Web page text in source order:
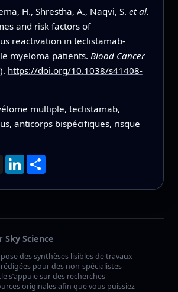
H., Shrestha, A., Naqvi, S. et al.
and risk factors of
reactivation in teclistamab-
myeloma patients. Blood Cancer
https://doi.org/10.1038/s41408-
multiple, teclistamab,
anticorps bispécifiques, risque
X LinkedInPartager
Sky Science
des synthèses lisibles de travaux
pour des non-spécialistes
s’appuie sur des recherches
originales afin que vous puissiez